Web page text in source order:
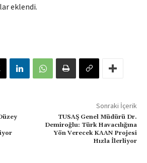
eklendi.
Sonraki İçerik
TUSAŞ Genel Müdürü Dr.
Demiroğlu: Türk Havacılığına
Yön Verecek KAAN Projesi
Hızla İlerliyor